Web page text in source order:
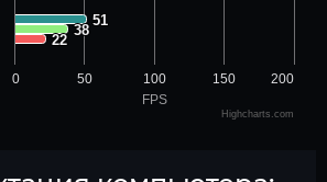
FPS
51
51
38
38
22
22
0 50 100 150 200
Highcharts.com